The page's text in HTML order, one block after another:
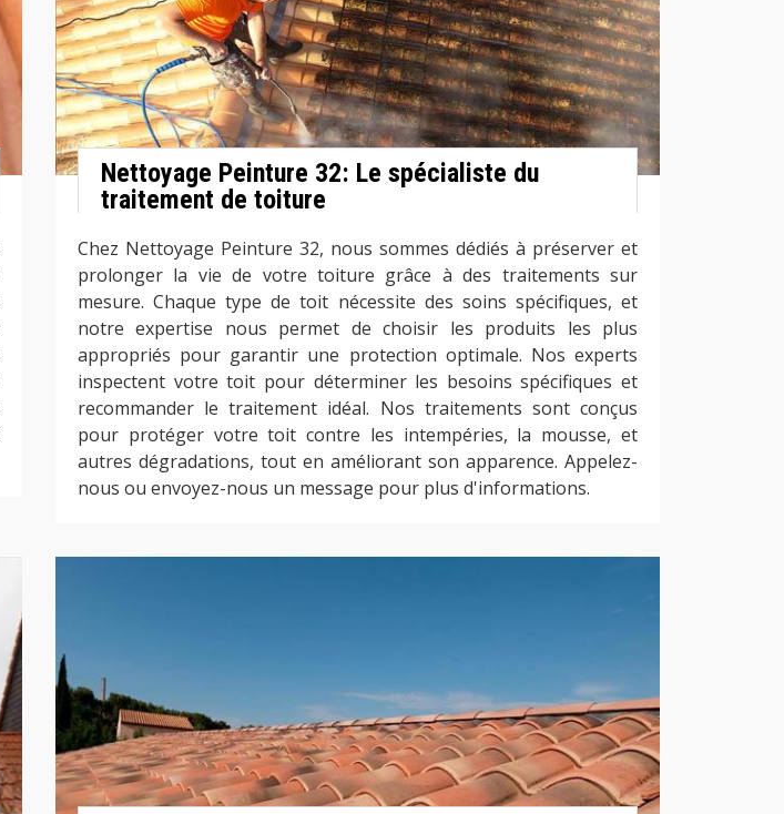
Nettoyage Peinture 32: Le spécialiste du
traitement de toiture
Chez Nettoyage Peinture 32, nous sommes dédiés à préserver et
prolonger la vie de votre toiture grâce à des traitements sur
mesure. Chaque type de toit nécessite des soins spécifiques, et
notre expertise nous permet de choisir les produits les plus
appropriés pour garantir une protection optimale. Nos experts
inspectent votre toit pour déterminer les besoins spécifiques et
recommander le traitement idéal. Nos traitements sont conçus
pour protéger votre toit contre les intempéries, la mousse, et
autres dégradations, tout en améliorant son apparence. Appelez-
nous ou envoyez-nous un message pour plus d'informations.